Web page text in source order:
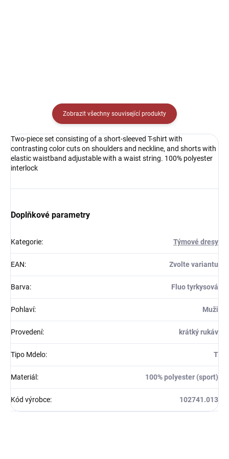
Zobrazit všechny související produkty
Two-piece set consisting of a short-sleeved T-shirt with
contrasting color cuts on shoulders and neckline, and shorts with
elastic waistband adjustable with a waist string. 100% polyester
interlock
Doplňkové parametry
Kategorie: Týmové dresy
EAN: Zvolte variantu
Barva: Fluo tyrkysová
Pohlaví: Muži
Provedení: krátký rukáv
Tipo Mdelo: T
Materiál : 100% polyester (sport)
Kód výrobce: 102741.013